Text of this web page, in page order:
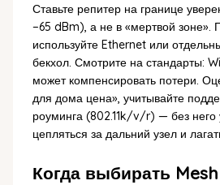
Ставьте репитер на границе
−65 dBm), а не в «мертвой зоне».
используйте Ethernet или
бекхол. Смотрите на стандарты:
может компенсировать потери.
для дома цена», учитывайте
роуминга (802.11k/v/r) — без него
цепляться за дальний узел и
Когда выбирать Mesh